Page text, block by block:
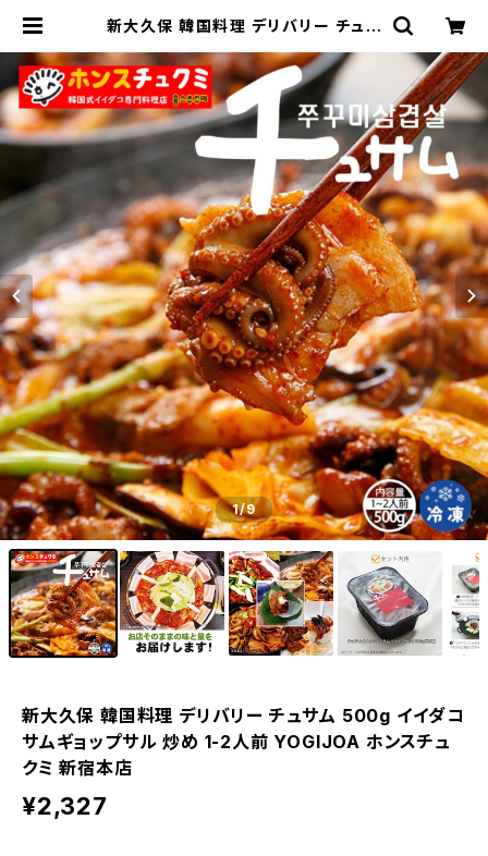
新大久保 韓国料理 デリバリー チュサ
炒め 1-2人前 YOGIJOA ホンスチュ
クミ 新宿本店 | 新大久保デリカショッ
プ YOGIJOA 韓国料理
1/9
新大久保 韓国料理 デリバリー チュサム 500g イイダコ
サムギョップサル 炒め 1-2人前 YOGIJOA ホンスチュ
クミ 新宿本店
¥2,327